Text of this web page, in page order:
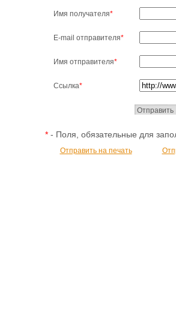
Имя получателя*
E-mail отправителя*
Имя отправителя*
Ссылка*
*- Поля, обязательные для
Отправить на печать